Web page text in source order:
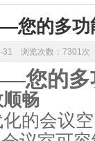
您的多功
31 浏览次数：7301次
您的多
畅
的会议